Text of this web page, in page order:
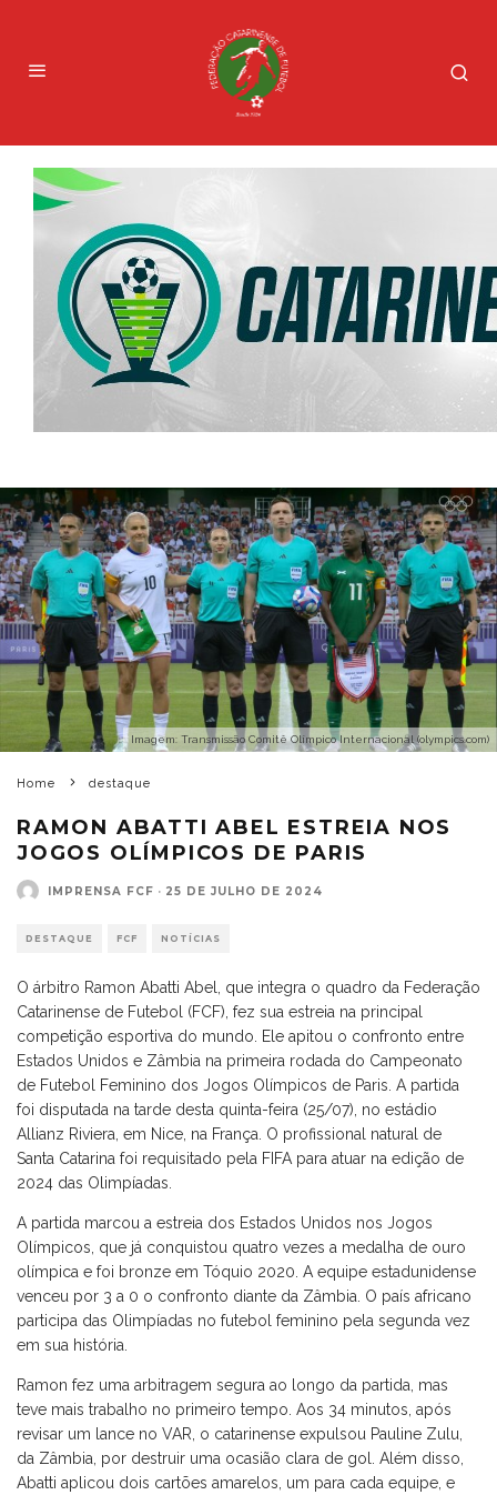
Imagem: Transmissão Comitê Olímpico Internacional (olympics.com)
Home destaque
RAMON ABATTI ABEL ESTREIA NOS
JOGOS OLÍMPICOS DE PARIS
IMPRENSA FCF · 25 DE JULHO DE 2024
DESTAQUE FCF NOTÍCIAS
O árbitro Ramon Abatti Abel, que integra o quadro da Federação
Catarinense de Futebol (FCF), fez sua estreia na principal
competição esportiva do mundo. Ele apitou o confronto entre
Estados Unidos e Zâmbia na primeira rodada do Campeonato
de Futebol Feminino dos Jogos Olímpicos de Paris. A partida
foi disputada na tarde desta quinta-feira (25/07), no estádio
Allianz Riviera, em Nice, na França. O profissional natural de
Santa Catarina foi requisitado pela FIFA para atuar na edição de
2024 das Olimpíadas.
A partida marcou a estreia dos Estados Unidos nos Jogos
Olímpicos, que já conquistou quatro vezes a medalha de ouro
olímpica e foi bronze em Tóquio 2020. A equipe estadunidense
venceu por 3 a 0 o confronto diante da Zâmbia. O país africano
participa das Olimpíadas no futebol feminino pela segunda vez
em sua história.
Ramon fez uma arbitragem segura ao longo da partida, mas
teve mais trabalho no primeiro tempo. Aos 34 minutos, após
revisar um lance no VAR, o catarinense expulsou Pauline Zulu,
da Zâmbia, por destruir uma ocasião clara de gol. Além disso,
Abatti aplicou dois cartões amarelos, um para cada equipe, e